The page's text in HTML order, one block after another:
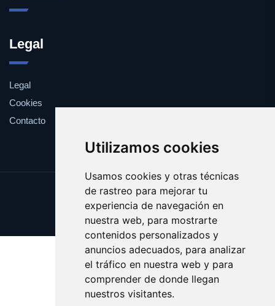
Utilizamos cookies
Usamos cookies y otras técnicas
de rastreo para mejorar tu
experiencia de navegación en
nuestra web, para mostrarte
contenidos personalizados y
anuncios adecuados, para analizar
el tráfico en nuestra web y para
comprender de donde llegan
nuestros visitantes.
Legal
Legal
Cookies
Contacto
Update cookies preferences
Copyright © 2025 yema.es